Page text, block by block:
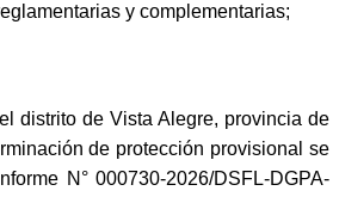
y complementarias;
distrito de Vista Alegre, provincia de
de protección provisional se
N° 000730-2026/DSFL-DGPA-